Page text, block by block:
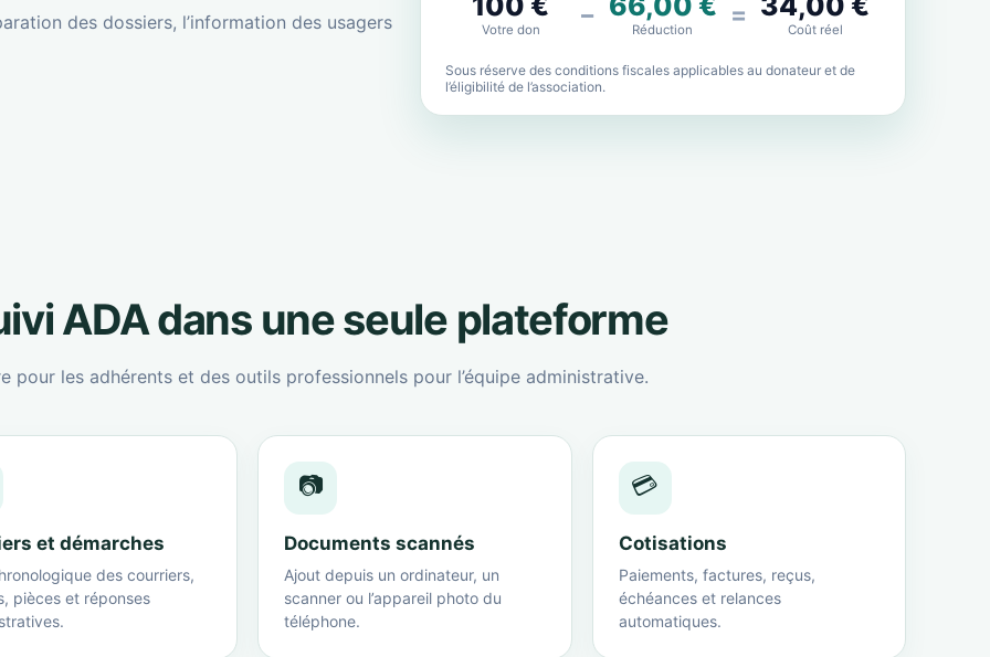
des dossiers, l’information des usagers Votre don
−
Réduction
=
Coût réel
Sous réserve des conditions fiscales applicables au donateur et de
l’éligibilité de l’association.
ADA dans une seule plateforme
pour les adhérents et des outils professionnels pour l’équipe administrative.
et démarches
des courriers,
pièces et réponses
📷
Documents scannés
Ajout depuis un ordinateur, un
scanner ou l’appareil photo du
téléphone.
💳
Cotisations
Paiements, factures, reçus,
échéances et relances
automatiques.